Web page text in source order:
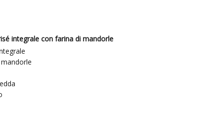
integrale con farina di mandorle